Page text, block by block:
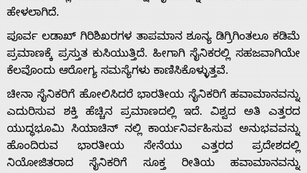
With
s
Contact
Us
ಹೇಳಲಾಗಿದೆ.
ಪೂರ್ವ ಲಡಾಖ್ ಗಿರಿಶಿಖರಗಳ ತಾಪಮಾನ ಶೂನ್ಯ ಡಿಗ್ರಿಗಿಂತಲೂ ಕಡಿಮೆ
ಪ್ರಮಾಣಕ್ಕೆ ಪ್ರಸ್ತುತ ಕುಸಿಯುತ್ತಿದೆ. ಹೀಗಾಗಿ ಸೈನಿಕರಲ್ಲಿ ಸಹಜವಾಗಿಯೇ
ಕೆಲವೊಂದು ಆರೋಗ್ಯ ಸಮಸ್ಯೆಗಳು ಕಾಣಿಸಿಕೊಳ್ಳುತ್ತವೆ.
ಚೀನಾ ಸೈನಿಕರಿಗೆ ಹೋಲಿಸಿದರೆ ಭಾರತೀಯ ಸೈನಿಕರಿಗೆ ಹವಾಮಾನವನ್ನು
ಎದುರಿಸುವ ಶಕ್ತಿ ಹೆಚ್ಚಿನ ಪ್ರಮಾಣದಲ್ಲಿ ಇದೆ. ವಿಶ್ವದ ಅತಿ ಎತ್ತರದ
ಯುದ್ಧಭೂಮಿ ಸಿಯಾಚಿನ್ ನಲ್ಲಿ ಕಾರ್ಯನಿರ್ವಹಿಸುವ ಅನುಭವವನ್ನು
ಹೊಂದಿರುವ ಭಾರತೀಯ ಸೇನೆಯು ಎತ್ತರದ ಪ್ರದೇಶದಲ್ಲಿ
ನಿಯೋಜಿತರಾದ ಸೈನಿಕರಿಗೆ ಸೂಕ್ತ ರೀತಿಯ ಹವಾಮಾನವನ್ನು